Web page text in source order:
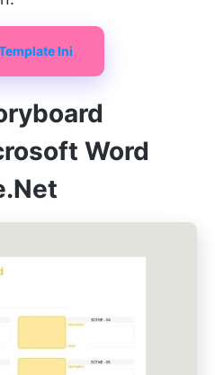
Ini
Word